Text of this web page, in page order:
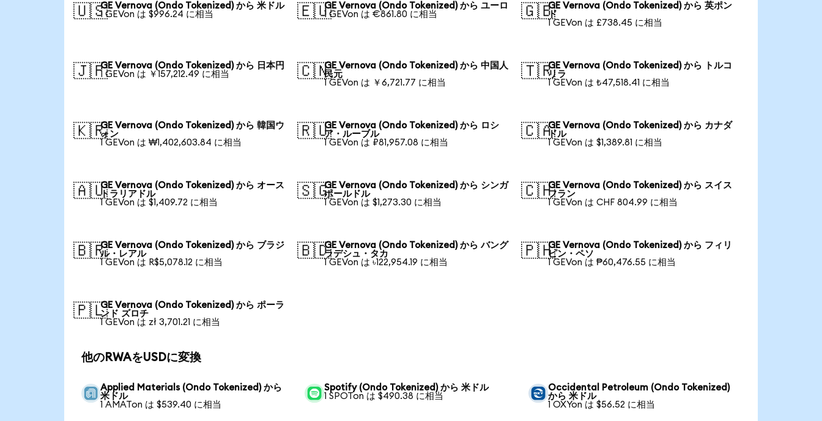
🇺🇸GE Vernova (Ondo Tokenized) から 米ドル
1 GEVon は $996.24 に相当
🇪🇺GE Vernova (Ondo Tokenized) から ユーロ
1 GEVon は €861.80 に相当
🇬🇧GE Vernova (Ondo Tokenized) から 英ポン
ド
1 GEVon は £738.45 に相当
🇯🇵GE Vernova (Ondo Tokenized) から 日本円
1 GEVon は ￥157,212.49 に相当
🇨🇳GE Vernova (Ondo Tokenized) から 中国人
民元
1 GEVon は ￥6,721.77 に相当
🇹🇷GE Vernova (Ondo Tokenized) から トルコ
リラ
1 GEVon は ₺47,518.41 に相当
🇰🇷GE Vernova (Ondo Tokenized) から 韓国ウ
ォン
1 GEVon は ₩1,402,603.84 に相当
🇷🇺GE Vernova (Ondo Tokenized) から ロシ
ア・ルーブル
1 GEVon は ₽81,957.08 に相当
🇨🇦GE Vernova (Ondo Tokenized) から カナダ
ドル
1 GEVon は $1,389.81 に相当
🇦🇺GE Vernova (Ondo Tokenized) から オース
トラリアドル
1 GEVon は $1,409.72 に相当
🇸🇬GE Vernova (Ondo Tokenized) から シンガ
ポールドル
1 GEVon は $1,273.30 に相当
🇨🇭GE Vernova (Ondo Tokenized) から スイス
フラン
1 GEVon は CHF 804.99 に相当
🇧🇷GE Vernova (Ondo Tokenized) から ブラジ
ル・レアル
1 GEVon は R$5,078.12 に相当
🇧🇩GE Vernova (Ondo Tokenized) から バング
ラデシュ・タカ
1 GEVon は ৳122,954.19 に相当
🇵🇭GE Vernova (Ondo Tokenized) から フィリ
ピン・ペソ
1 GEVon は ₱60,476.55 に相当
🇵🇱GE Vernova (Ondo Tokenized) から ポーラ
ンド ズロチ
1 GEVon は zł 3,701.21 に相当
他のRWAをUSDに変換
Applied Materials (Ondo Tokenized) から
米ドル
1 AMATon は $539.40 に相当
Spotify (Ondo Tokenized) から 米ドル
1 SPOTon は $490.38 に相当
Occidental Petroleum (Ondo Tokenized)
から 米ドル
1 OXYon は $56.52 に相当